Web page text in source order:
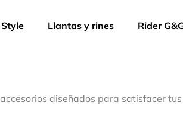
Llantas y rines Rider
diseñados para satisfacer